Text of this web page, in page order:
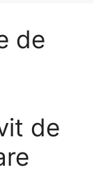
de
de